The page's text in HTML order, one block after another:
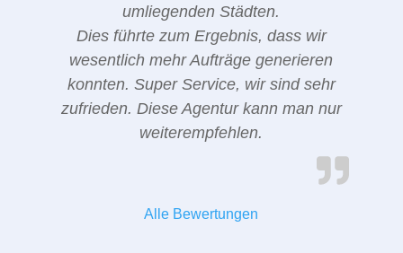
umliegenden Städten.
Dies führte zum Ergebnis, dass wir
wesentlich mehr Aufträge generieren
konnten. Super Service, wir sind sehr
zufrieden. Diese Agentur kann man nur
weiterempfehlen.
Alle Bewertungen